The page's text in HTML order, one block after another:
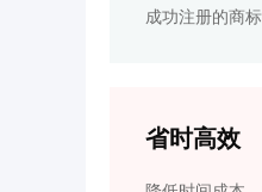
成功注册的商标
省时高效